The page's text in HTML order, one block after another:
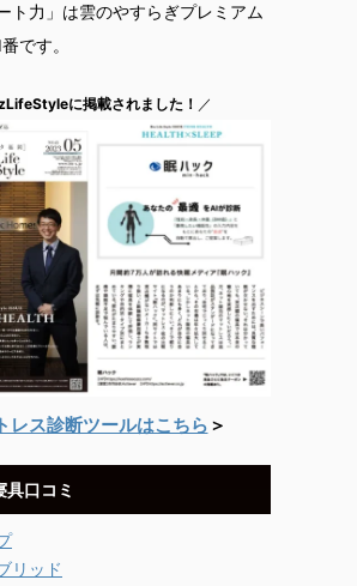
ト力」は雲のやすらぎプレミアム
です。
に掲載されました！ ／
レス診断ツールはこちら ＞
具口コミ
リッド